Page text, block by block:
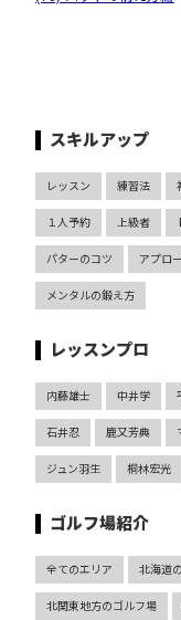
スキルアップ
レッスン 練習法
１人予約 上級者
パターのコツ アプロ
メンタルの鍛え方
レッスンプロ
内藤雄士 中井学
石井忍 鹿又芳典
ジュン羽生 桐林宏光
ゴルフ場紹介
全てのエリア 北海道
北関東地方のゴルフ場